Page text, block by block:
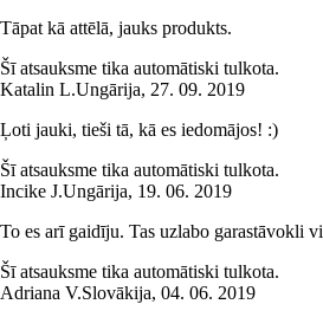
Tāpat kā attēlā, jauks produkts.
Šī atsauksme tika automātiski tulkota.
Katalin L.Ungārija, 27. 09. 2019
Ļoti jauki, tieši tā, kā es iedomājos! :)
Šī atsauksme tika automātiski tulkota.
Incike J.Ungārija, 19. 06. 2019
To es arī gaidīju. Tas uzlabo garastāvokli
Šī atsauksme tika automātiski tulkota.
Adriana V.Slovākija, 04. 06. 2019